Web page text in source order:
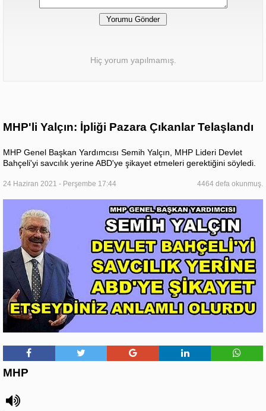
Hiç yorum yapılmamış.
MHP'li Yalçın: İpliği Pazara Çıkanlar Telaşlandı
MHP Genel Başkan Yardımcısı Semih Yalçın, MHP Lideri Devlet
Bahçeli'yi savcılık yerine ABD'ye şikayet etmeleri gerektiğini söyledi.
24 Haziran 2021 - Perşembe 17:44 4464 defa okunmuş.
MHP